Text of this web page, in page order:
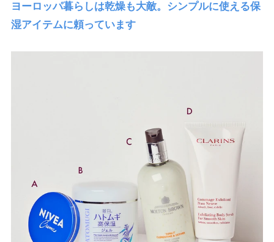
ヨーロッパ暮らしは乾燥も大敵。シンプルに使える保
湿アイテムに頼っています